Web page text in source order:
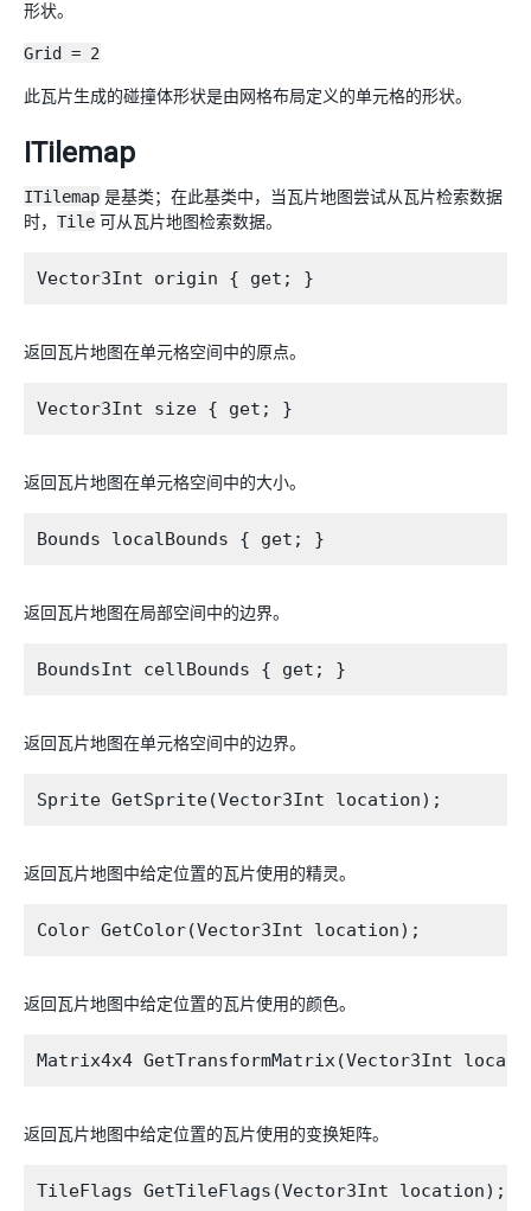
形状。
Grid = 2
此瓦片生成的碰撞体形状是由网格布局定义的单元格的形状。
ITilemap
ITilemap 是基类；在此基类中，当瓦片地图尝试从瓦片检索数据
时， Tile 可从瓦片地图检索数据。
返回瓦片地图在单元格空间中的原点。
返回瓦片地图在单元格空间中的大小。
返回瓦片地图在局部空间中的边界。
返回瓦片地图在单元格空间中的边界。
返回瓦片地图中给定位置的瓦片使用的精灵。
返回瓦片地图中给定位置的瓦片使用的颜色。
返回瓦片地图中给定位置的瓦片使用的变换矩阵。